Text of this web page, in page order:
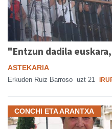
"Entzun dadila
ASTEKARIA
Erkuden Ruiz Barroso uzt 21
CONCHI ETA ARANTXA